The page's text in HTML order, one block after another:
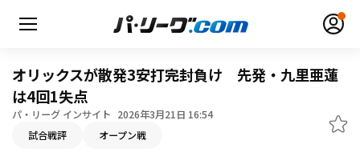
オリックスが散発3安打完封負け 先発・九里亜蓮
は4回1失点
パ・リーグ インサイト 2026年3月21日 16:54
試合戦評 オープン戦